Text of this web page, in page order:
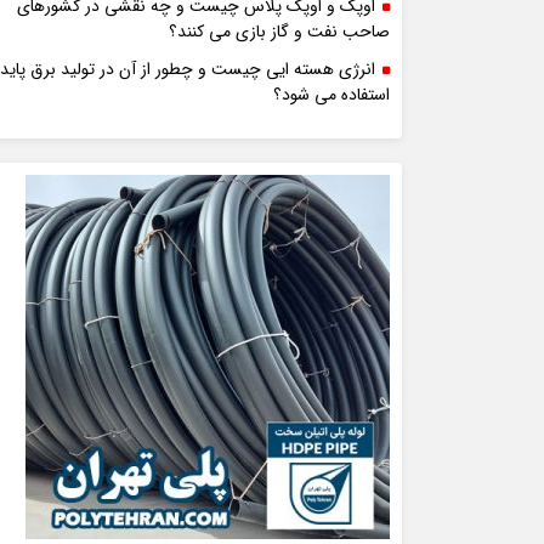
اوپک و اوپک پلاس چیست و چه نقشی در کشورهای
صاحب نفت و گاز بازی می کنند؟
انرژی هسته ایی چیست و چطور از آن در تولید برق
استفاده می شود؟